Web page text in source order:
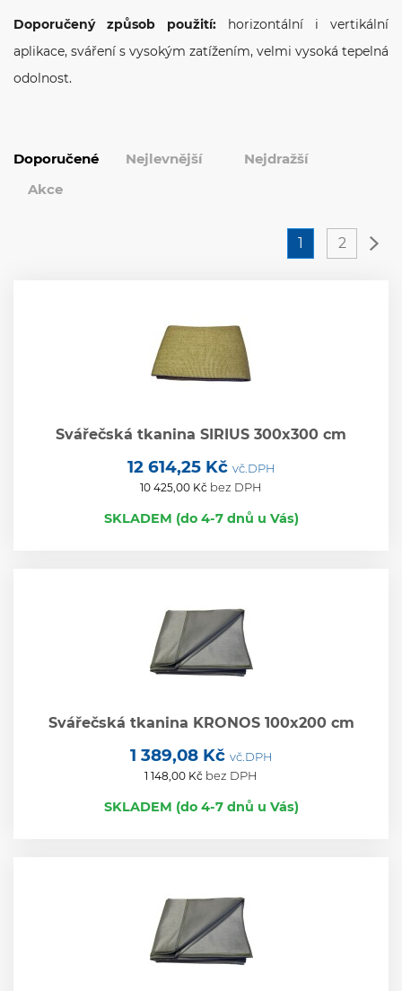
Doporučený způsob použití: horizontální i vertikální
aplikace, sváření s vysokým zatížením, velmi vysoká tepelná
odolnost.
Doporučené Nejlevnější
Nejdražší
Akce
1 (current)
2
Svářečská tkanina SIRIUS 300x300 cm
12 614,25 Kč vč.DPH
10 425,00 Kč bez DPH
SKLADEM (do 4-7 dnů u Vás)
Svářečská tkanina KRONOS 100x200 cm
1 389,08 Kč vč.DPH
1 148,00 Kč bez DPH
SKLADEM (do 4-7 dnů u Vás)